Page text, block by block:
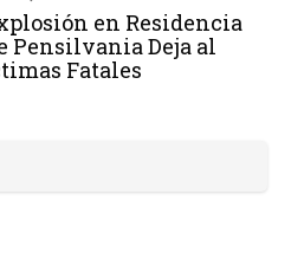
en Residencia
Pensilvania Deja al
Fatales